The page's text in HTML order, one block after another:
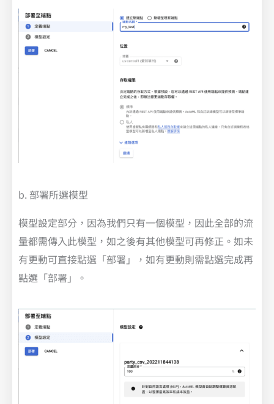
b. 部署所選模型
模型設定部分，因為我們只有一個模型，因此全部的流
量都需傳入此模型，如之後有其他模型可再修正。如未
有更動可直接點選「部署」，如有更動則需點選完成再
點選「部署」。